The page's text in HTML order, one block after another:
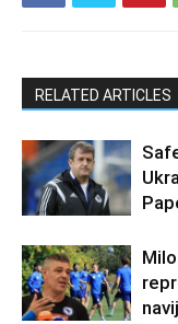
RELATED ARTICLES